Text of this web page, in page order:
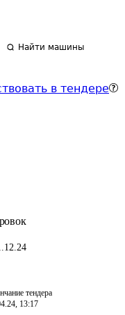
Найти машины
в тендере
тендера
13:17